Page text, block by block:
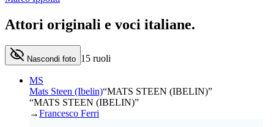
Attori originali e voci italiane.
Nascondi foto 15 ruoli
MS
Mats Steen (Ibelin)“MATS STEEN (IBELIN)”
“MATS STEEN (IBELIN)”
→Francesco Ferri